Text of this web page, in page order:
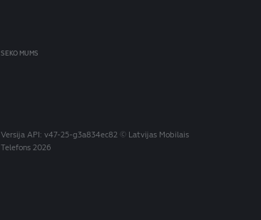
SEKO MUMS
Versija API: v47-25-g3a834ec82© Latvijas Mobilais
Telefons 2026